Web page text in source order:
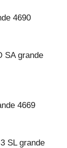
4690
SA grande
4669
SL grande